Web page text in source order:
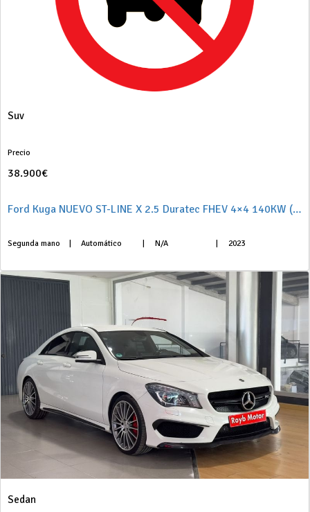
Suv
Precio
38.900€
Ford Kuga NUEVO ST-LINE X 2.5 Duratec FHEV 4×4 140KW (190CV) HF-45 Aut. E6.2
Segunda mano Automático N/A 2023
Sedan